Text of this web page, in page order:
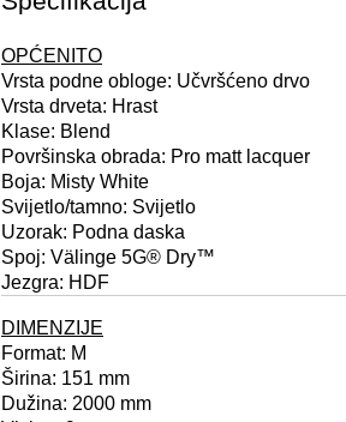
OPĆENITO
Vrsta podne obloge: Učvršćeno drvo
Vrsta drveta: Hrast
Klase: Blend
Površinska obrada: Pro matt lacquer
Boja: Misty White
Svijetlo/tamno: Svijetlo
Uzorak: Podna daska
Spoj: Välinge 5G® Dry™
Jezgra: HDF
DIMENZIJE
Format: M
Širina: 151 mm
Dužina: 2000 mm